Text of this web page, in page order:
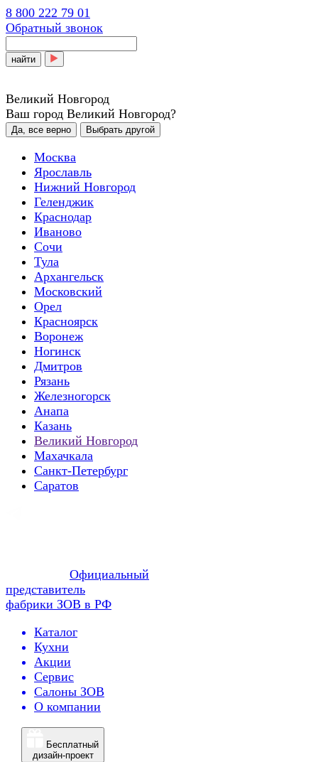
8 800 222 79 01
Обратный звонок
найти
Великий Новгород
Ваш город Великий Новгород?
Да, все верно Выбрать другой
Москва
Ярославль
Нижний Новгород
Геленджик
Краснодар
Иваново
Сочи
Тула
Архангельск
Московский
Орел
Красноярск
Воронеж
Ногинск
Дмитров
Рязань
Железногорск
Анапа
Казань
Великий Новгород
Махачкала
Санкт-Петербург
Саратов
Официальный
представитель
фабрики ЗОВ в РФ
Каталог
Кухни
Акции
Сервис
Салоны ЗОВ
О компании
Бесплатный
дизайн-проект